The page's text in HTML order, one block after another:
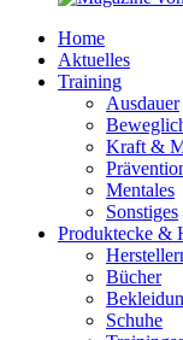
Home
Aktuelles
Training
Ausdauer
Kraft &
Mentales
Sonstiges
Produktecke &
Bücher
Schuhe